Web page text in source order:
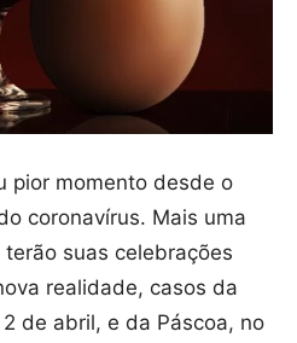
pior momento desde o
coronavírus. Mais uma
suas celebrações
realidade, casos da
de abril, e da Páscoa, no